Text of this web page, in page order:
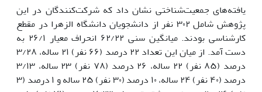
یافته‌های جمعیت‌شناختی نشان داد که شرکت‌کنندگان در این
پژوهش شامل ۳۰۲ نفر از دانشجویان دانشگاه الزهرا در مقطع
کارشناسی بودند. میانگین سنی ۶۲/۲۲ انحراف معیار ۲۶/۱ به
دست آمد. از میان این تعداد ۲۲ درصد (۶۶ نفر) ۲۱ ساله، ۳/۲۸
درصد (۸۵ نفر) ۲۲ ساله، ۲۶ درصد (۷۸ نفر) ۲۳ ساله، ۳/۱۳
درصد (۴۰ نفر) ۲۴ ساله، ۱۰ درصد (۳۰ نفر) ۲۵ ساله و ۱ درصد (۳